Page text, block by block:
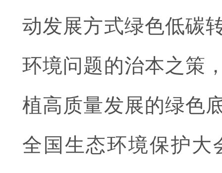
动发展方式绿色低碳
环境问题的治本之策
植高质量发展的绿色
全国生态环境保护大